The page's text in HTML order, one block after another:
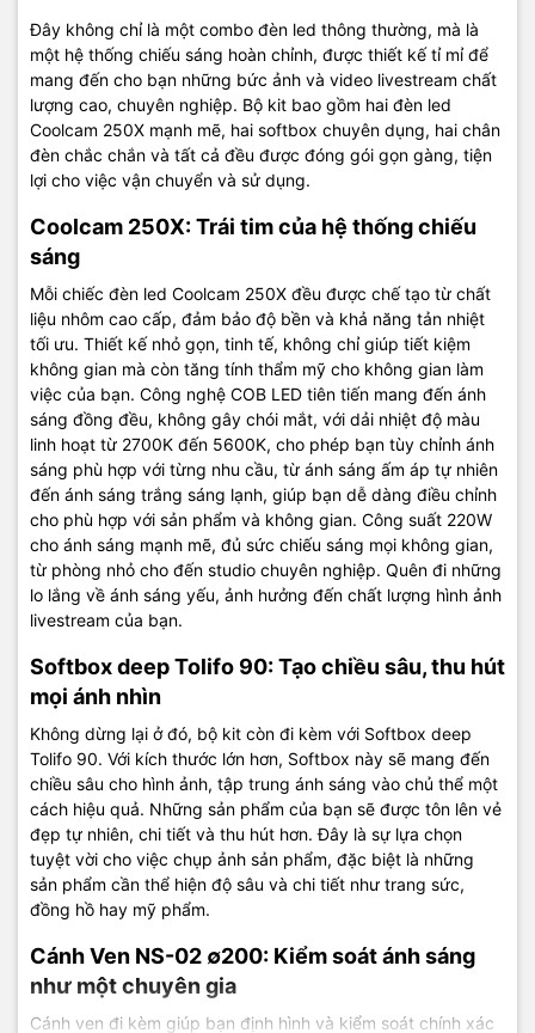
Đây không chỉ là một combo đèn led thông thường, mà là
một hệ thống chiếu sáng hoàn chỉnh, được thiết kế tỉ mỉ để
mang đến cho bạn những bức ảnh và video livestream chất
lượng cao, chuyên nghiệp. Bộ kit bao gồm hai đèn led
Coolcam 250X mạnh mẽ, hai softbox chuyên dụng, hai chân
đèn chắc chắn và tất cả đều được đóng gói gọn gàng, tiện
lợi cho việc vận chuyển và sử dụng.
Coolcam 250X: Trái tim của hệ thống chiếu
sáng
Mỗi chiếc đèn led Coolcam 250X đều được chế tạo từ chất
liệu nhôm cao cấp, đảm bảo độ bền và khả năng tản nhiệt
tối ưu. Thiết kế nhỏ gọn, tinh tế, không chỉ giúp tiết kiệm
không gian mà còn tăng tính thẩm mỹ cho không gian làm
việc của bạn. Công nghệ COB LED tiên tiến mang đến ánh
sáng đồng đều, không gây chói mắt, với dải nhiệt độ màu
linh hoạt từ 2700K đến 5600K, cho phép bạn tùy chỉnh ánh
sáng phù hợp với từng nhu cầu, từ ánh sáng ấm áp tự nhiên
đến ánh sáng trắng sáng lạnh, giúp bạn dễ dàng điều chỉnh
cho phù hợp với sản phẩm và không gian. Công suất 220W
cho ánh sáng mạnh mẽ, đủ sức chiếu sáng mọi không gian,
từ phòng nhỏ cho đến studio chuyên nghiệp. Quên đi những
lo lắng về ánh sáng yếu, ảnh hưởng đến chất lượng hình ảnh
livestream của bạn.
Softbox deep Tolifo 90: Tạo chiều sâu, thu hút
mọi ánh nhìn
Không dừng lại ở đó, bộ kit còn đi kèm với Softbox deep
Tolifo 90. Với kích thước lớn hơn, Softbox này sẽ mang đến
chiều sâu cho hình ảnh, tập trung ánh sáng vào chủ thể một
cách hiệu quả. Những sản phẩm của bạn sẽ được tôn lên vẻ
đẹp tự nhiên, chi tiết và thu hút hơn. Đây là sự lựa chọn
tuyệt vời cho việc chụp ảnh sản phẩm, đặc biệt là những
sản phẩm cần thể hiện độ sâu và chi tiết như trang sức,
đồng hồ hay mỹ phẩm.
Cánh Ven NS-02 ∅200: Kiểm soát ánh sáng
như một chuyên gia
Cánh ven đi kèm giúp bạn định hình và kiểm soát chính xác